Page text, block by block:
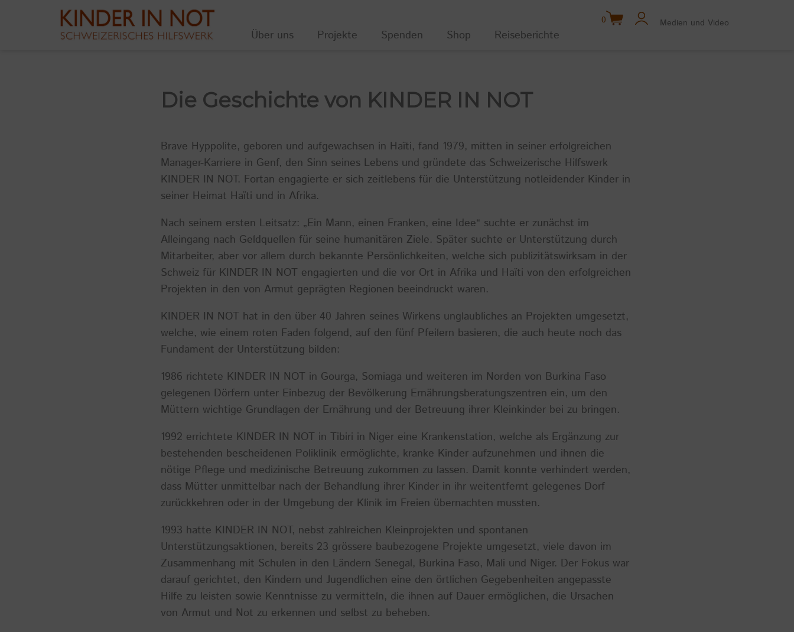
Über uns Projekte Spenden Shop Reiseberichte
0 Medien und Video
Die Geschichte von KINDER IN NOT
Brave Hyppolite, geboren und aufgewachsen in Haïti, fand 1979, mitten in seiner erfolgreichen
Manager-Karriere in Genf, den Sinn seines Lebens und gründete das Schweizerische Hilfswerk
KINDER IN NOT. Fortan engagierte er sich zeitlebens für die Unterstützung notleidender Kinder in
seiner Heimat Haïti und in Afrika.
Nach seinem ersten Leitsatz: „Ein Mann, einen Franken, eine Idee“ suchte er zunächst im
Alleingang nach Geldquellen für seine humanitären Ziele. Später suchte er Unterstützung durch
Mitarbeiter, aber vor allem durch bekannte Persönlichkeiten, welche sich publizitätswirksam in der
Schweiz für KINDER IN NOT engagierten und die vor Ort in Afrika und Haïti von den erfolgreichen
Projekten in den von Armut geprägten Regionen beeindruckt waren.
KINDER IN NOT hat in den über 40 Jahren seines Wirkens unglaubliches an Projekten umgesetzt,
welche, wie einem roten Faden folgend, auf den fünf Pfeilern basieren, die auch heute noch das
Fundament der Unterstützung bilden:
1986 richtete KINDER IN NOT in Gourga, Somiaga und weiteren im Norden von Burkina Faso
gelegenen Dörfern unter Einbezug der Bevölkerung Ernährungsberatungszentren ein, um den
Müttern wichtige Grundlagen der Ernährung und der Betreuung ihrer Kleinkinder bei zu bringen.
1992 errichtete KINDER IN NOT in Tibiri in Niger eine Krankenstation, welche als Ergänzung zur
bestehenden bescheidenen Poliklinik ermöglichte, kranke Kinder aufzunehmen und ihnen die
nötige Pflege und medizinische Betreuung zukommen zu lassen. Damit konnte verhindert werden,
dass Mütter unmittelbar nach der Behandlung ihrer Kinder in ihr weitentfernt gelegenes Dorf
zurückkehren oder in der Umgebung der Klinik im Freien übernachten mussten.
1993 hatte KINDER IN NOT, nebst zahlreichen Kleinprojekten und spontanen
Unterstützungsaktionen, bereits 23 grössere baubezogene Projekte umgesetzt, viele davon im
Zusammenhang mit Schulen in den Ländern Senegal, Burkina Faso, Mali und Niger. Der Fokus war
darauf gerichtet, den Kindern und Jugendlichen eine den örtlichen Gegebenheiten angepasste
Hilfe zu leisten sowie Kenntnisse zu vermitteln, die ihnen auf Dauer ermöglichen, die Ursachen
von Armut und Not zu erkennen und selbst zu beheben.